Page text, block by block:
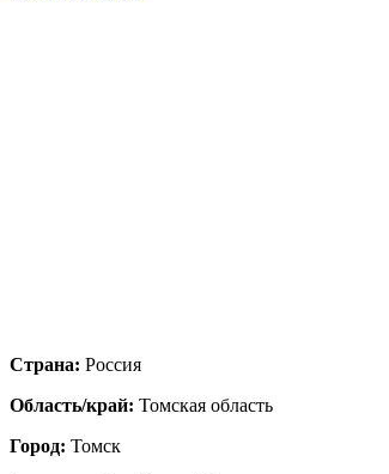
Страна: Россия
Область/край: Томская область
Город: Томск